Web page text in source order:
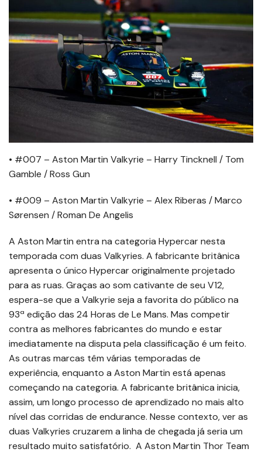
• #007 – Aston Martin Valkyrie – Harry Tincknell / Tom
Gamble / Ross Gun
• #009 – Aston Martin Valkyrie – Alex Riberas / Marco
Sørensen / Roman De Angelis
A Aston Martin entra na categoria Hypercar nesta
temporada com duas Valkyries. A fabricante britânica
apresenta o único Hypercar originalmente projetado
para as ruas. Graças ao som cativante de seu V12,
espera-se que a Valkyrie seja a favorita do público na
93ª edição das 24 Horas de Le Mans. Mas competir
contra as melhores fabricantes do mundo e estar
imediatamente na disputa pela classificação é um feito.
As outras marcas têm várias temporadas de
experiência, enquanto a Aston Martin está apenas
começando na categoria. A fabricante britânica inicia,
assim, um longo processo de aprendizado no mais alto
nível das corridas de endurance. Nesse contexto, ver as
duas Valkyries cruzarem a linha de chegada já seria um
resultado muito satisfatório. A Aston Martin Thor Team